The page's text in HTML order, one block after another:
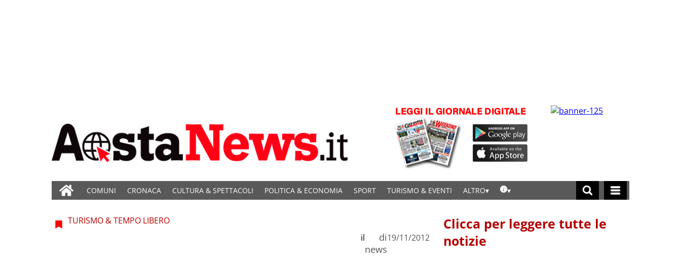
COMUNI CRONACA CULTURA & SPETTACOLI POLITICA & ECONOMIA SPORT TURISMO & EVENTI ALTRO
TURISMO & TEMPO LIBERO
di
news
il 19/11/2012
Clicca per leggere tutte le
notizie